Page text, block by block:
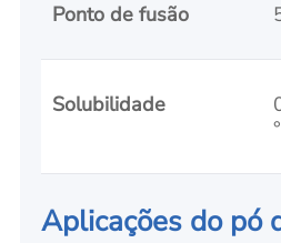
Ponto de fusão
Solubilidade
Aplicações do pó